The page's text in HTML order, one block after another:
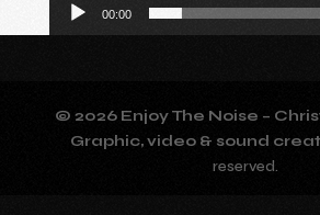
00:00
© 2026 Enjoy The Noise –
Graphic, video & sound
reserved.